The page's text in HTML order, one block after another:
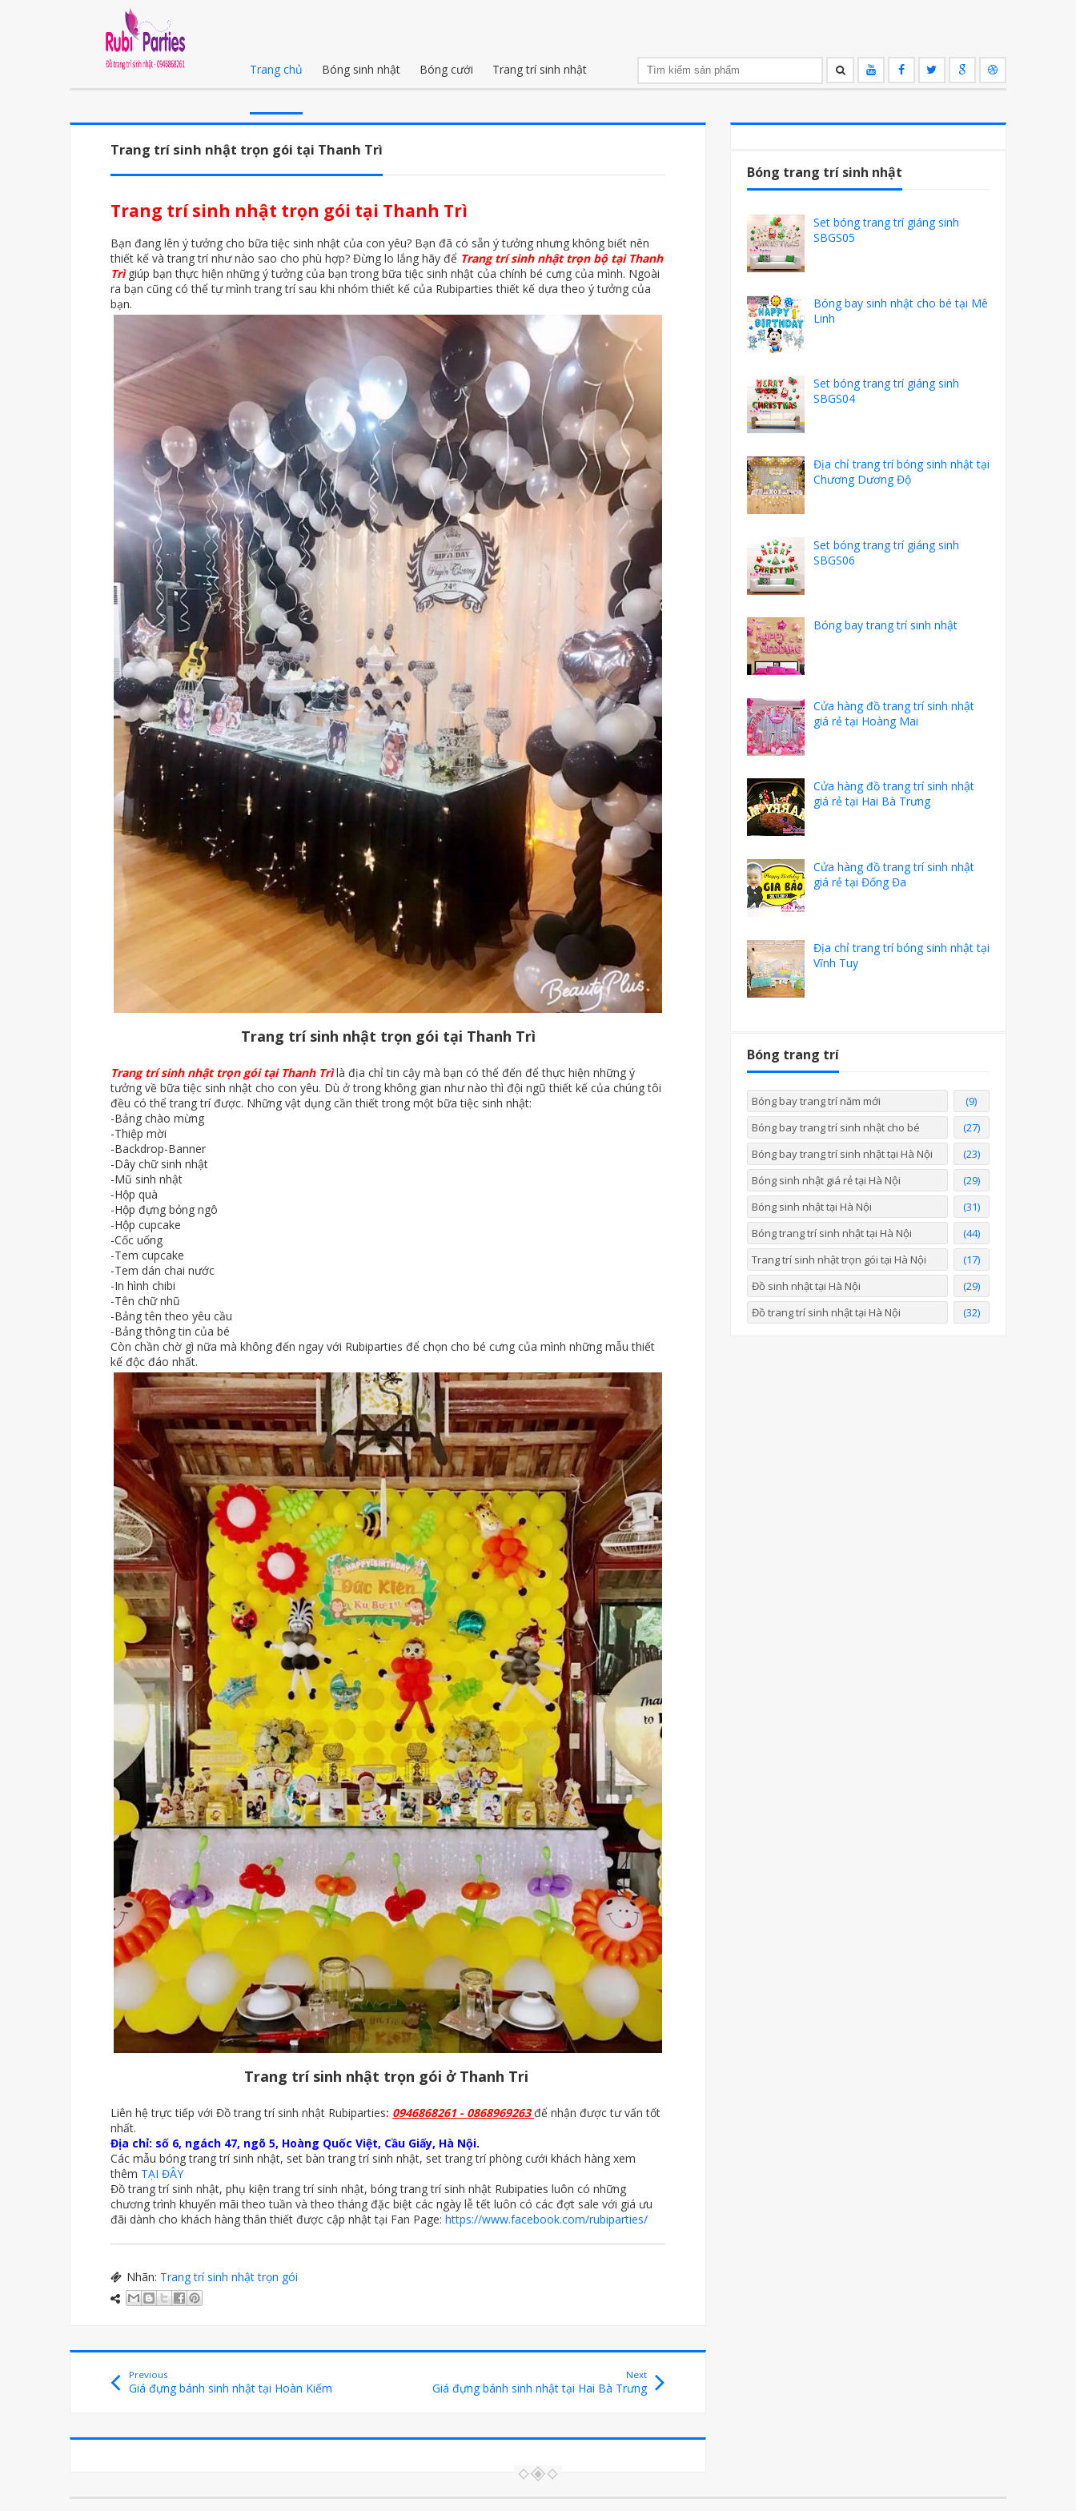
Trang chủ Bóng sinh nhật Bóng cưới Trang trí sinh nhật
Trang trí sinh nhật trọn gói tại Thanh Trì
Trang trí sinh nhật trọn gói tại Thanh Trì
Bạn đang lên ý tưởng cho bữa tiệc sinh nhật của con yêu? Bạn đã có sẵn ý tưởng nhưng không biết nên
thiết kế và trang trí như nào sao cho phù hợp? Đừng lo lắng hãy để Trang trí sinh nhật trọn bộ tại Thanh
Trìgiúp bạn thực hiện những ý tưởng của bạn trong bữa tiệc sinh nhật của chính bé cưng của mình. Ngoài
ra bạn cũng có thể tự mình trang trí sau khi nhóm thiết kế của Rubiparties thiết kế dựa theo ý tưởng của
bạn.
Trang trí sinh nhật trọn gói tại Thanh Trì
Trang trí sinh nhật trọn gói tại Thanh Trìlà địa chỉ tin cậy mà bạn có thể đến để thực hiện những ý
tưởng về bữa tiệc sinh nhật cho con yêu. Dù ở trong không gian như nào thì đội ngũ thiết kế của chúng tôi
đều có thể trang trí được. Những vật dụng cần thiết trong một bữa tiệc sinh nhật:
-Bảng chào mừng
-Thiệp mời
-Backdrop-Banner
-Dây chữ sinh nhật
-Mũ sinh nhật
-Hộp quà
-Hộp đựng bỏng ngô
-Hộp cupcake
-Cốc uống
-Tem cupcake
-Tem dán chai nước
-In hình chibi
-Tên chữ nhũ
-Bảng tên theo yêu cầu
-Bảng thông tin của bé
Còn chần chờ gì nữa mà không đến ngay với Rubiparties để chọn cho bé cưng của mình những mẫu thiết
kế độc đáo nhất.
Trang trí sinh nhật trọn gói ở Thanh Tri
Liên hệ trực tiếp với Đồ trang trí sinh nhật Rubiparties: 0946868261 - 0868969263để nhận được tư vấn tốt
nhất.
Địa chỉ: số 6, ngách 47, ngõ 5, Hoàng Quốc Việt, Cầu Giấy, Hà Nội.
Các mẫu bóng trang trí sinh nhật, set bàn trang trí sinh nhật, set trang trí phòng cưới khách hàng xem
thêm TẠI ĐÂY
Đồ trang trí sinh nhật, phụ kiện trang trí sinh nhật, bóng trang trí sinh nhật Rubipaties luôn có những
chương trình khuyến mãi theo tuần và theo tháng đặc biệt các ngày lễ tết luôn có các đợt sale với giá ưu
đãi dành cho khách hàng thân thiết được cập nhật tại Fan Page: https://www.facebook.com/rubiparties/
Nhãn: Trang trí sinh nhật trọn gói
Previous
Giá đựng bánh sinh nhật tại Hoàn Kiếm
Next
Giá đựng bánh sinh nhật tại Hai Bà Trưng
Bóng trang trí sinh nhật
Set bóng trang trí giáng sinh
SBGS05
Bóng bay sinh nhật cho bé tại Mê
Linh
Set bóng trang trí giáng sinh
SBGS04
Địa chỉ trang trí bóng sinh nhật tại
Chương Dương Độ
Set bóng trang trí giáng sinh
SBGS06
Bóng bay trang trí sinh nhật
Cửa hàng đồ trang trí sinh nhật
giá rẻ tại Hoàng Mai
Cửa hàng đồ trang trí sinh nhật
giá rẻ tại Hai Bà Trưng
Cửa hàng đồ trang trí sinh nhật
giá rẻ tại Đống Đa
Địa chỉ trang trí bóng sinh nhật tại
Vĩnh Tuy
Bóng trang trí
Bóng bay trang trí năm mới
(9)
Bóng bay trang trí sinh nhật cho bé
(27)
Bóng bay trang trí sinh nhật tại Hà Nội
(23)
Bóng sinh nhật giá rẻ tại Hà Nội
(29)
Bóng sinh nhật tại Hà Nội
(31)
Bóng trang trí sinh nhật tại Hà Nội
(44)
Trang trí sinh nhật trọn gói tại Hà Nội
(17)
Đồ sinh nhật tại Hà Nội
(29)
Đồ trang trí sinh nhật tại Hà Nội
(32)